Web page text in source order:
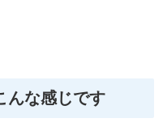
んな感じです